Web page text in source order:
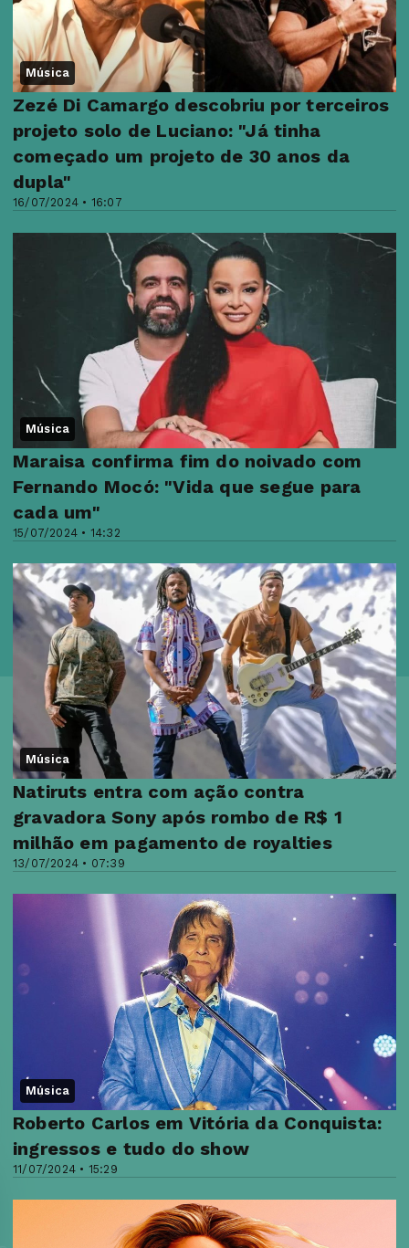
Música
16/07/2024 • 16:07
Zezé Di Camargo descobriu por terceiros
projeto solo de Luciano: "Já tinha
começado um projeto de 30 anos da
dupla"
Música
15/07/2024 • 14:32
Maraisa confirma fim do noivado com
Fernando Mocó: "Vida que segue para
cada um"
Música
13/07/2024 • 07:39
Natiruts entra com ação contra
gravadora Sony após rombo de R$ 1
milhão em pagamento de royalties
Música
11/07/2024 • 15:29
Roberto Carlos em Vitória da Conquista:
ingressos e tudo do show